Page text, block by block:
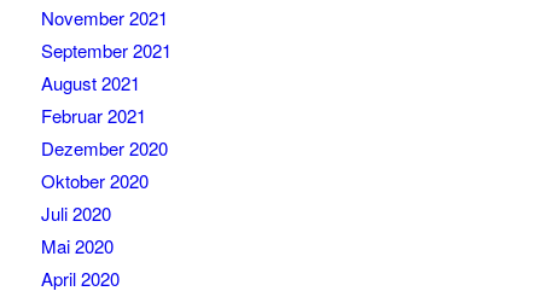
November 2021
September 2021
August 2021
Februar 2021
Dezember 2020
Oktober 2020
Juli 2020
Mai 2020
April 2020